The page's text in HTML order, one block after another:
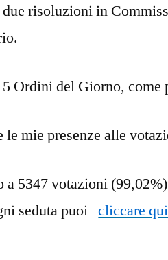
due risoluzioni in
5 Ordini del Giorno,
le mie presenze alle
a 5347 votazioni
seduta puoicliccare qui